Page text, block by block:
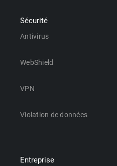
Sécurité
Antivirus
WebShield
VPN
Violation de données
Entreprise